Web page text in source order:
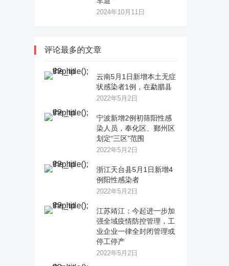
2024年10月11日
评论最多的文章
云南5月1日新增本土无症
状感染者1例，在勐腊县
2022年5月2日
宁波新增2例初筛阳性感
染人员，奉化区、鄞州区
划定“三区”范围
2022年5月2日
浙江天台县5月1日新增4
例阳性感染者
2022年5月2日
江苏靖江：今起进一步加
强全域疫情防控管理，工
业企业一律全封闭管理或
停工停产
2022年5月2日